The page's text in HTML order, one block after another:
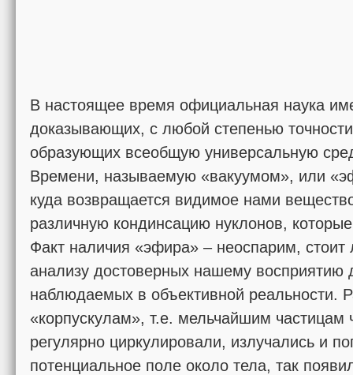
В настоящее время официальная наука
доказывающих, с любой степенью
образующих всеобщую универсальную
Времени, называемую «вакуумом», или
куда возвращается видимое нами
различную кондинсацию нуклонов,
Факт наличия «эфира» – неоспарим, стоит
анализу достоверных нашему восприятию
наблюдаемых в объективной реальности.
«корпускулам», т.е. мельчайшим частицам
регулярно циркулировали, излучались и
потенциальное поле около тела, так